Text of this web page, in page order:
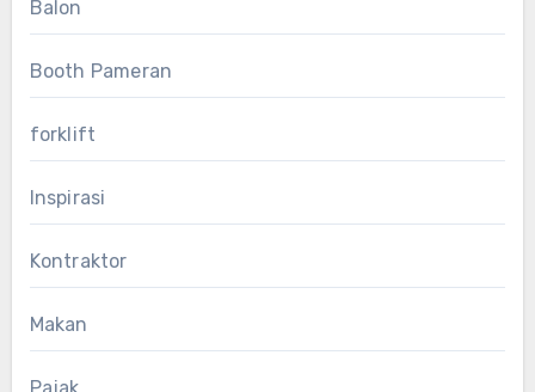
Balon
Booth Pameran
forklift
Inspirasi
Kontraktor
Makan